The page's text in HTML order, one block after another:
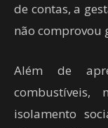
de contas, a
não comprovou
Além de
isolamento